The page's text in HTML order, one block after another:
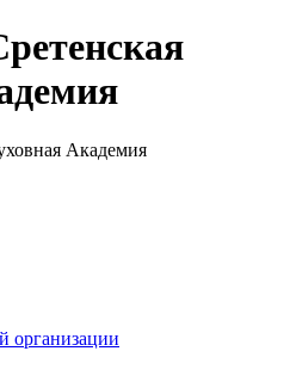
организации